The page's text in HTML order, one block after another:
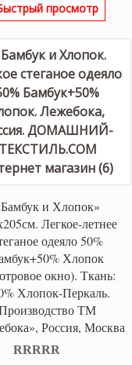
просмотр
и Хлопок»
Легкое-летнее
одеяло 50%
Хлопок
окно). Ткань:
Хлопок-Перкаль.
ТМ
Россия, Москва